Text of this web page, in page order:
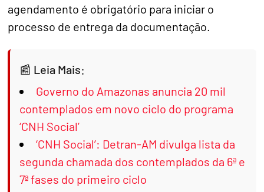
agendamento é obrigatório para iniciar o
processo de entrega da documentação.
Leia Mais:
Governo do Amazonas anuncia 20 mil
contemplados em novo ciclo do programa
‘CNH Social’
‘CNH Social’: Detran-AM divulga lista da
segunda chamada dos contemplados da 6ª e
7ª fases do primeiro ciclo